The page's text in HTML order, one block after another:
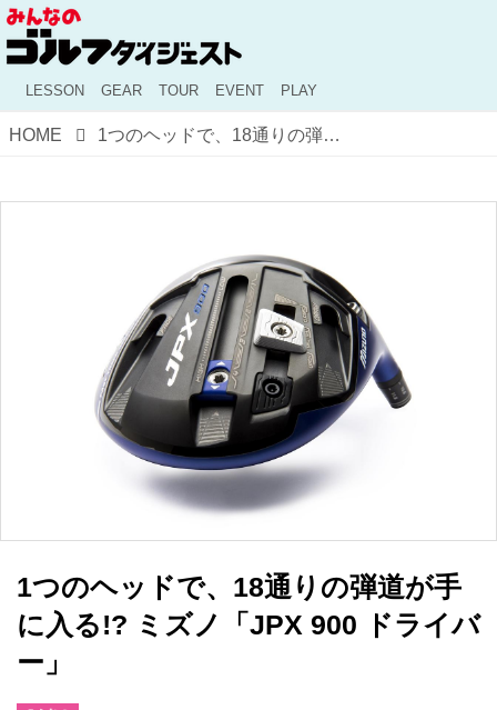
LESSON GEAR TOUR EVENT PLAY
HOME 1つのヘッドで、18通りの弾道が手に入る!? ミズノ「JPX 900 ドライバー」
1つのヘッドで、18通りの弾道が手
に入る!? ミズノ「JPX 900 ドライバ
ー」